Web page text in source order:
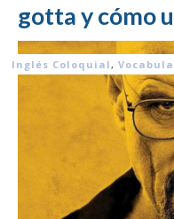
gotta y cómo
Inglés Coloquial,